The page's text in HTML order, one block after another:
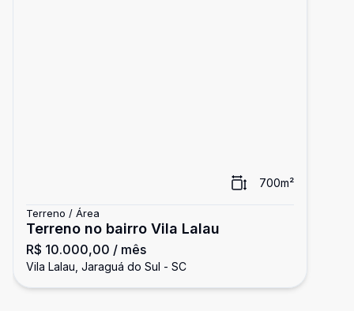
700m²
Terreno / Área
Terreno no bairro Vila Lalau
R$ 10.000,00 / mês
Vila Lalau, Jaraguá do Sul - SC